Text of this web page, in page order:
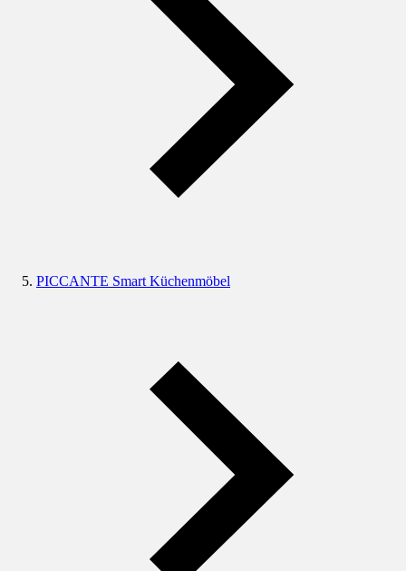
PICCANTE Smart Küchenmöbel